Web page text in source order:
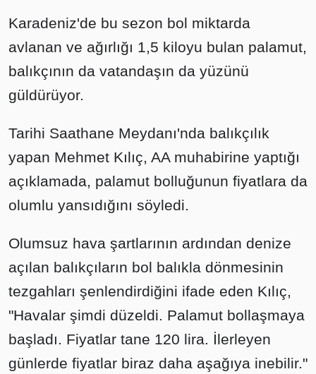
Karadeniz'de bu sezon bol miktarda
avlanan ve ağırlığı 1,5 kiloyu bulan palamut,
balıkçının da vatandaşın da yüzünü
güldürüyor.
Tarihi Saathane Meydanı'nda balıkçılık
yapan Mehmet Kılıç, AA muhabirine yaptığı
açıklamada, palamut bolluğunun fiyatlara da
olumlu yansıdığını söyledi.
Olumsuz hava şartlarının ardından denize
açılan balıkçıların bol balıkla dönmesinin
tezgahları şenlendirdiğini ifade eden Kılıç,
"Havalar şimdi düzeldi. Palamut bollaşmaya
başladı. Fiyatlar tane 120 lira. İlerleyen
günlerde fiyatlar biraz daha aşağıya inebilir."